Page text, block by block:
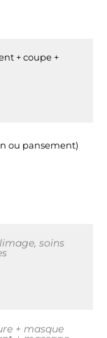
+ coupe +
ou pansement)
soins
+ masque